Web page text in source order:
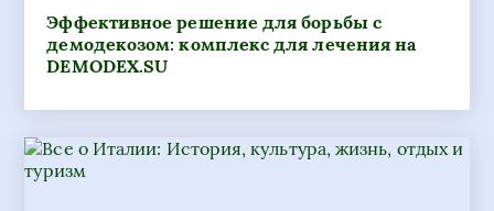
Эффективное решение для борьбы с
демодекозом: комплекс для лечения на
DEMODEX.SU